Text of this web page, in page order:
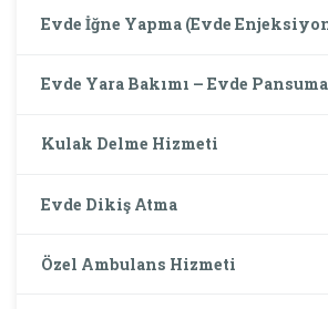
Evde İğne Yapma (Evde
Evde Yara Bakımı – Evde
Kulak Delme Hizmeti
Evde Dikiş Atma
Özel Ambulans Hizmeti